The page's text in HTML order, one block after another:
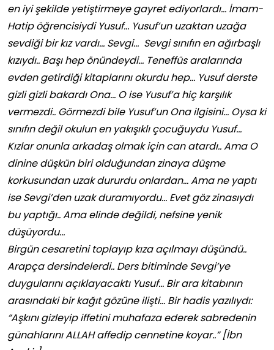
en iyi şekilde yetiştirmeye gayret ediyorlardı… İmam-
Hatip öğrencisiydi Yusuf… Yusuf’un uzaktan uzağa
sevdiği bir kız vardı… Sevgi… Sevgi sınıfın en ağırbaşlı
kızıydı.. Başı hep önündeydi… Teneffüs aralarında
evden getirdiği kitaplarını okurdu hep… Yusuf derste
gizli gizli bakardı Ona… O ise Yusuf’a hiç karşılık
vermezdi.. Görmezdi bile Yusuf’un Ona ilgisini… Oysa ki
sınıfın değil okulun en yakışıklı çocuğuydu Yusuf…
Kızlaronunla arkadaş olmak için can atardı.. Ama O
dinine düşkün biri olduğundan zinaya düşme
korkusundan uzak dururdu onlardan… Ama ne yaptı
ise Sevgi’den uzak duramıyordu… Evet göz zinasıydı
bu yaptığı.. Ama elinde değildi, nefsine yenik
düşüyordu…
Birgün cesaretini toplayıp kıza açılmayı düşündü..
Arapça dersindelerdi.. Ders bitiminde Sevgi’ye
duygularını açıklayacaktı Yusuf… Bir ara kitabının
arasındaki bir kağıt gözüne ilişti… Bir hadis yazılıydı:
“Aşkını gizleyip iffetini muhafaza ederek sabredenin
günahlarını ALLAH affedip cennetine koyar..” [İbn